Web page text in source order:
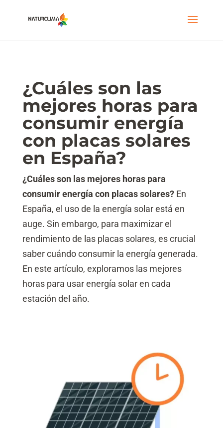
¿Cuáles son las
mejores horas para
consumir energía
con placas solares
en España?
¿Cuáles son las mejores horas para
consumir energía con placas solares?En
España, el uso de la energía solar está en
auge. Sin embargo, para maximizar el
rendimiento de las placas solares, es crucial
saber cuándo consumir la energía generada.
En este artículo, exploramos las mejores
horas para usar energía solar en cada
estación del año.